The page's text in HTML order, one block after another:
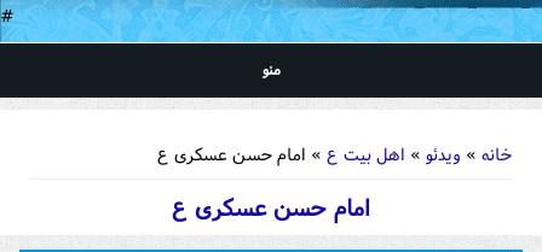
#
منو
خانه » ویدئو » اهل بیت ع » امام حسن عسکری ع
امام حسن عسکری ع